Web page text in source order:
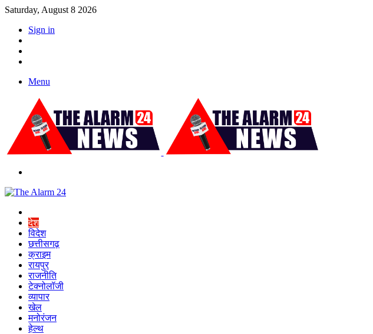
Saturday, August 8 2026
Sign in
Menu
देश
विदेश
छत्तीसगढ़
क्राइम
रायपुर
राजनीति
टेक्नोलॉजी
व्यापार
खेल
मनोरंजन
हेल्थ